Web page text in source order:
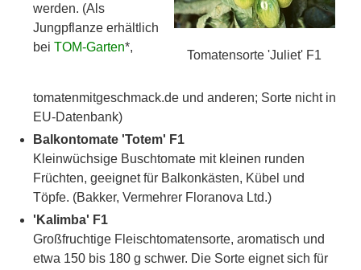
Tomatensorte 'Juliet' F1
werden. (Als
Jungpflanze erhältlich
beiTOM-Garten*,
tomatenmitgeschmack.de und anderen; Sorte nicht in
EU-Datenbank)
Balkontomate 'Totem' F1
Kleinwüchsige Buschtomate mit kleinen runden
Früchten, geeignet für Balkonkästen, Kübel und
Töpfe. (Bakker, Vermehrer Floranova Ltd.)
'Kalimba' F1
Großfruchtige Fleischtomatensorte, aromatisch und
etwa 150 bis 180 g schwer. Die Sorte eignet sich für